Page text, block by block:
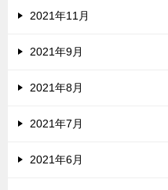
2021年11月
2021年9月
2021年8月
2021年7月
2021年6月